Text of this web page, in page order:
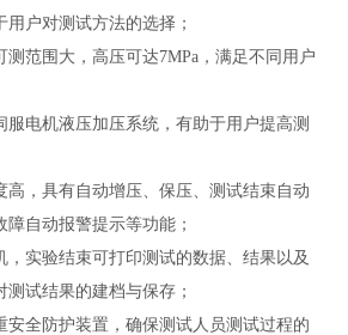
户对测试方法的选择；
测范围大，高压可达7MPa，满足不同用户
服电机液压加压系统，有助于用户提高测
高，具有自动增压、保压、测试结束自动
自动报警提示等功能；
，实验结束可打印测试的数据、结果以及
测试结果的建档与保存；
安全防护装置，确保测试人员测试过程的